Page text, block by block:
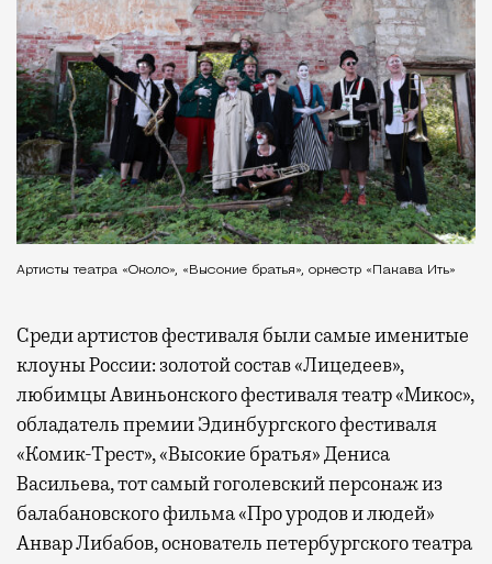
Артисты театра «Около», «Высокие братья», оркестр «Пакава Ить»
Среди артистов фестиваля были самые именитые
клоуны России: золотой состав «Лицедеев»,
любимцы Авиньонского фестиваля театр «Микос»,
обладатель премии Эдинбургского фестиваля
«Комик-Трест», «Высокие братья» Дениса
Васильева, тот самый гоголевский персонаж из
балабановского фильма «Про уродов и людей»
Анвар Либабов, основатель петербургского театра